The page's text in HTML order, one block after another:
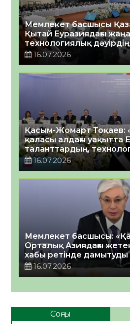
Мемлекет басшысы
Қытай Еуразиядағы
технологиялық
қалыптастыра
16.07.2026
Қасым-Жомарт Тоқаев:
қаласы алдағы уақытта
таланттардың,
инвестициялардың
болады деп сенемін»
16.07.2026
Мемлекет басшысы:
Орталық Азиядағы
хабы ретінде дамытуды
отырмыз»
16.07.2026
Соңғы